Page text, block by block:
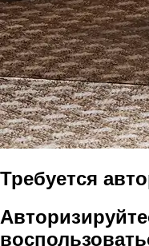
Требуется